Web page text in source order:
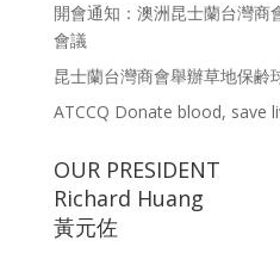
開會通知：澳洲昆士蘭台灣商
會議
昆士蘭台灣商會舉辦草地保齢
ATCCQ Donate blood, save
OUR PRESIDENT
Richard Huang
黃元佐